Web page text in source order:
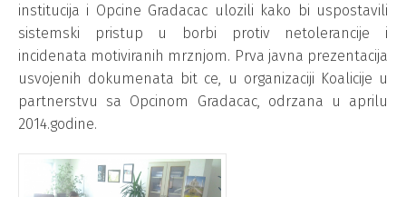
institucija i Opcine Gradacac ulozili kako bi uspostavili
sistemski pristup u borbi protiv netolerancije i
incidenata motiviranih mrznjom. Prva javna prezentacija
usvojenih dokumenata bit ce, u organizaciji Koalicije u
partnerstvu sa Opcinom Gradacac, odrzana u aprilu
2014.godine.